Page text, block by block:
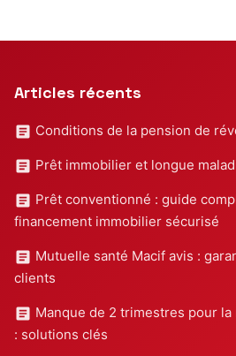
Articles récents
Conditions de la pension de
Prêt immobilier et longue
Prêt conventionné : guide
financement immobilier sécurisé
Mutuelle santé Macif avis :
clients
Manque de 2 trimestres pour
: solutions clés